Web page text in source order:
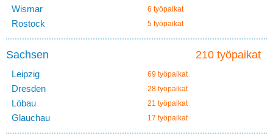
Wismar 6 työpaikat
Rostock 5 työpaikat
210 työpaikat
Sachsen
Leipzig 69 työpaikat
Dresden 28 työpaikat
Löbau 21 työpaikat
Glauchau 17 työpaikat